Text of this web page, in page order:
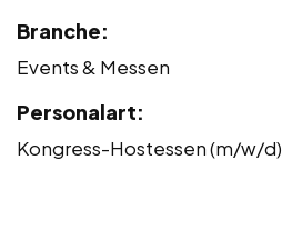
Branche:
Events & Messen
Personalart:
Kongress-Hostessen (m/w/d)